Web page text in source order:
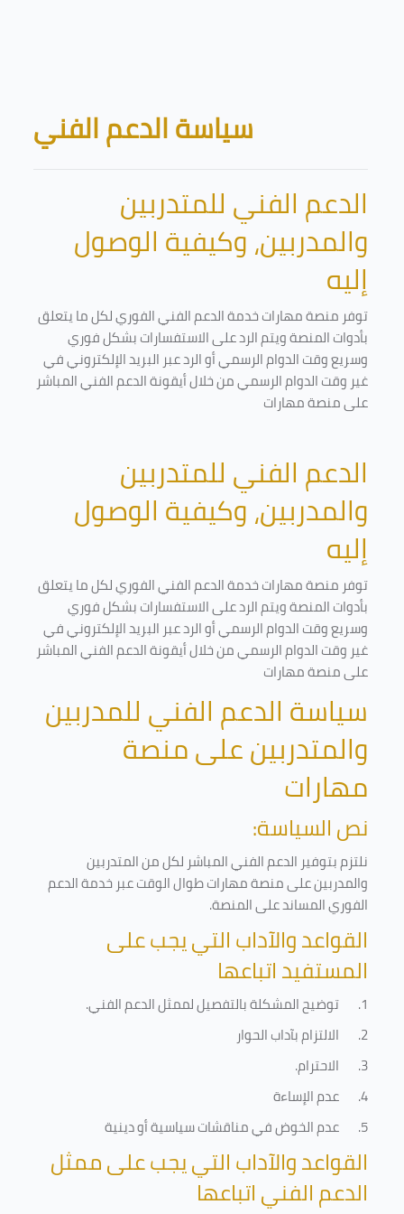
Blocks
سياسة الدعم الفني
الدعم الفني للمتدربين
والمدربين، وكيفية الوصول
إليه
توفر منصة مهارات خدمة الدعم الفني الفوري لكل ما يتعلق
بأدوات المنصة ويتم الرد على الاستفسارات بشكل فوري
وسريع وقت الدوام الرسمي أو الرد عبر البريد الإلكتروني في
غير وقت الدوام الرسمي من خلال أيقونة الدعم الفني المباشر
على منصة مهارات
الدعم الفني للمتدربين
والمدربين، وكيفية الوصول
إليه
توفر منصة مهارات خدمة الدعم الفني الفوري لكل ما يتعلق
بأدوات المنصة ويتم الرد على الاستفسارات بشكل فوري
وسريع وقت الدوام الرسمي أو الرد عبر البريد الإلكتروني في
غير وقت الدوام الرسمي من خلال أيقونة الدعم الفني المباشر
على منصة مهارات
سياسة الدعم الفني للمدربين
والمتدربين على منصة
مهارات
نص السياسة:
نلتزم بتوفير الدعم الفني المباشر لكل من المتدربين
والمدربين على منصة مهارات طوال الوقت عبر خدمة الدعم
الفوري المساند على المنصة.
القواعد والآداب التي يجب على
المستفيد اتباعها
1. توضيح المشكلة بالتفصيل لممثل الدعم الفني.
2.
الالتزام بآداب الحوار
3.
الاحترام.
4.
عدم الإساءة
5.
عدم الخوض في مناقشات سياسية أو دينية
القواعد والآداب التي يجب على ممثل
الدعم الفني اتباعها